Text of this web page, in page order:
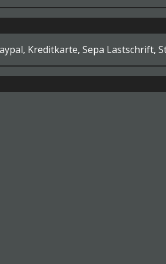
Kreditkarte, Sepa Lastschrift,